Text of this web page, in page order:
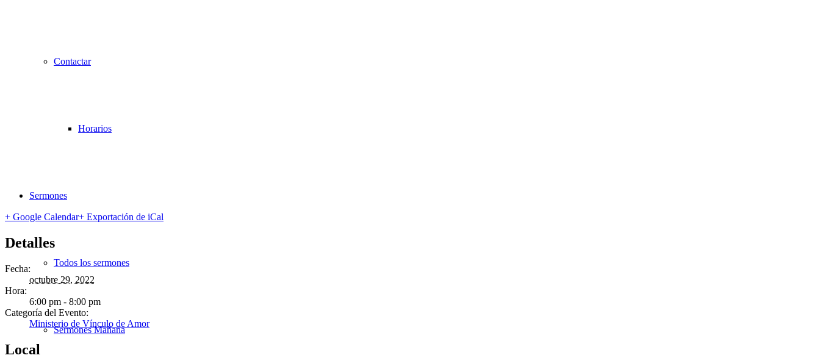
Contactar
Horarios
Sermones
Todos los sermones
Sermones Mañana
+ Google Calendar+ Exportación de iCal
Detalles
Fecha:
octubre 29, 2022
Hora:
6:00 pm - 8:00 pm
Categoría del Evento:
Ministerio de Vínculo de Amor
Local